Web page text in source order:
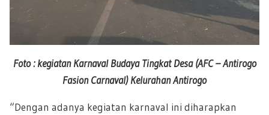
Foto : kegiatan Karnaval Budaya Tingkat Desa (AFC – Antirogo
Fasion Carnaval) Kelurahan Antirogo
“Dengan adanya kegiatan karnaval ini diharapkan